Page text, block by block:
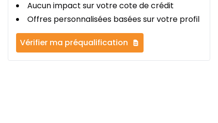
Aucun impact sur votre cote de crédit
Offres personnalisées basées sur votre profil
Vérifier ma préqualification